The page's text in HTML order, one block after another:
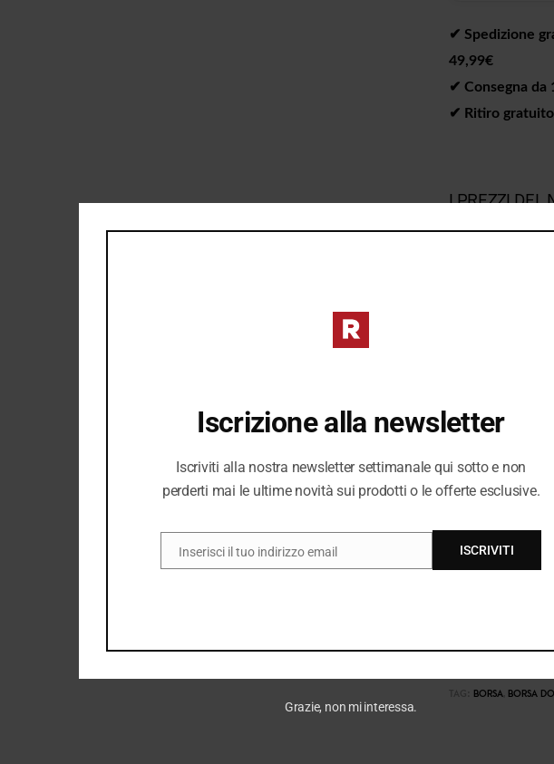
✔︎ Spedizione
49,99€
✔︎ Consegna da
✔︎ Ritiro
I PREZZI DEL
DIVERSI DAL
BORSE &
BORSA, BORSA
Iscrizione alla newsletter
Iscriviti alla nostra newsletter settimanale qui sotto e non
perderti mai le ultime novità sui prodotti o le offerte esclusive.
EMAIL
Inserisci il tuo indirizzo email ISCRIVITI
Grazie, non mi interessa.